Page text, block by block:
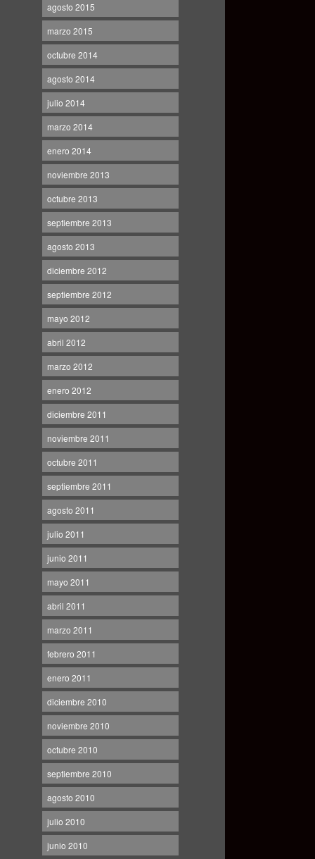
agosto 2015
marzo 2015
octubre 2014
agosto 2014
julio 2014
marzo 2014
enero 2014
noviembre 2013
octubre 2013
septiembre 2013
agosto 2013
diciembre 2012
septiembre 2012
mayo 2012
abril 2012
marzo 2012
enero 2012
diciembre 2011
noviembre 2011
octubre 2011
septiembre 2011
agosto 2011
julio 2011
junio 2011
mayo 2011
abril 2011
marzo 2011
febrero 2011
enero 2011
diciembre 2010
noviembre 2010
octubre 2010
septiembre 2010
agosto 2010
julio 2010
junio 2010